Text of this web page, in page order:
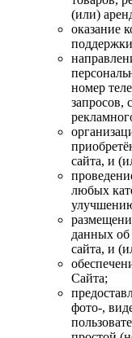
(или)
оказание
номер
запросов,
сайта, и
любых
данных об
сайта, и
Сайта;
фото-,